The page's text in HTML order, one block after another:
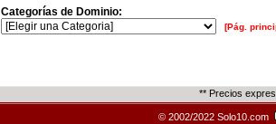
Categorías de Dominio:
[Pág.
** Precios
© 2002/2022 Solo10.com